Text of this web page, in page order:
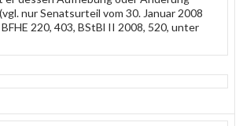
nur Senatsurteil vom 30. Januar 2008
220, 403, BStBl II 2008, 520, unter